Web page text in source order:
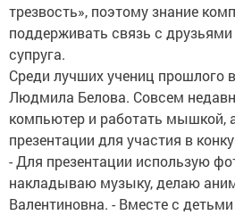
трезвость», поэтому знание
поддерживать связь с
супруга.
Среди лучших учениц прошлого
Людмила Белова. Совсем
компьютер и работать мышкой,
презентации для участия в
- Для презентации использую
накладываю музыку, делаю
Валентиновна. - Вместе с